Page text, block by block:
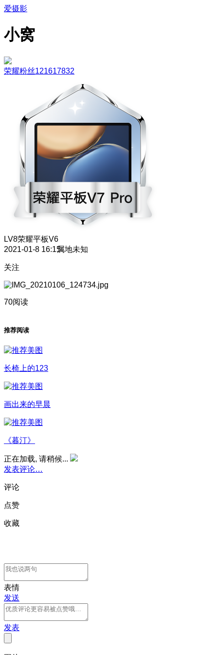
爱摄影
小窝
荣耀粉丝121617832
LV8荣耀平板V6
2021-01-8 16:15属地未知
关注
70阅读
推荐阅读
长椅上的123
画出来的早晨
《暮汀》
正在加载, 请稍候...
发表评论…
评论
点赞
收藏
表情
发送
发表